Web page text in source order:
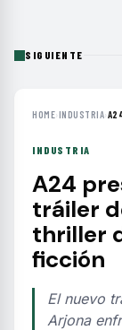
SIGUIENTE
HOME›INDUSTRIA›
INDUSTRIA
A24
tráiler
thriller
ficción
El nuevo
Arjona